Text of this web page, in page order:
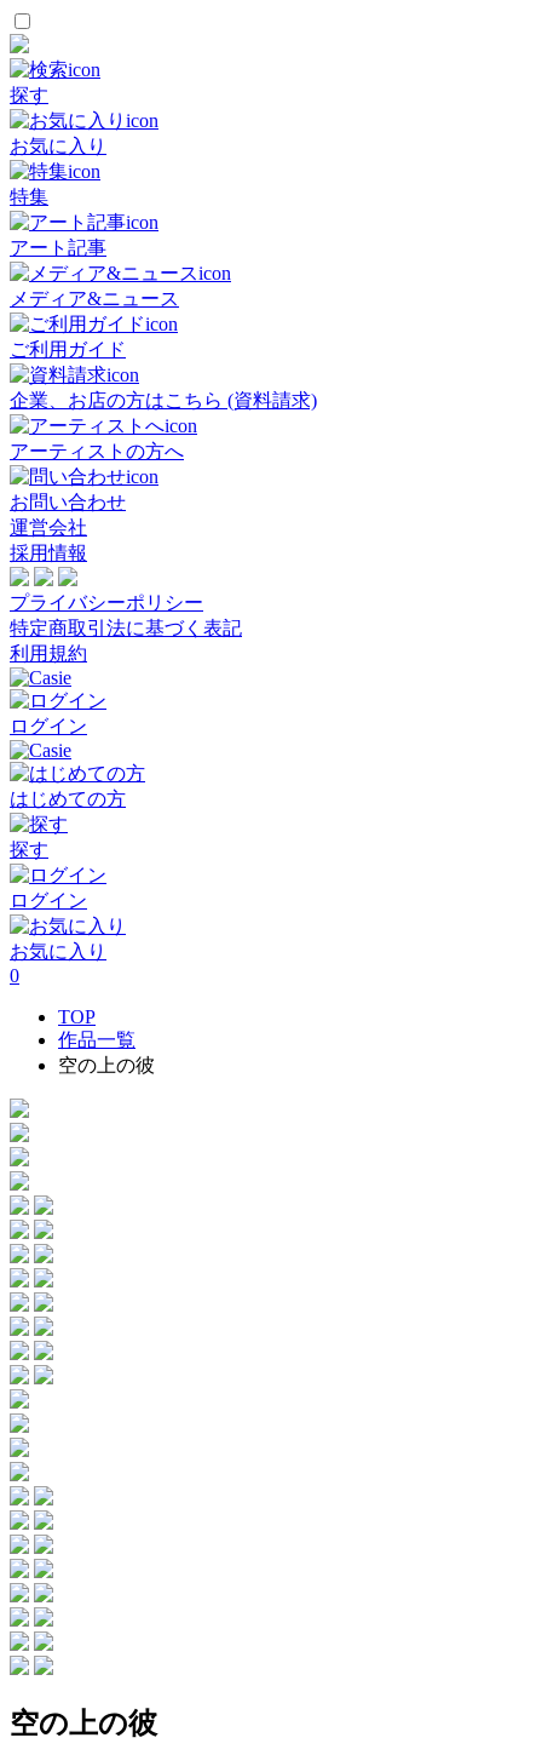
探す
お気に入り
特集
アート記事
メディア&ニュース
ご利用ガイド
企業、お店の方はこちら (資料請求)
アーティストの方へ
お問い合わせ
運営会社
採用情報
プライバシーポリシー
特定商取引法に基づく表記
利用規約
ログイン
はじめての方
探す
ログイン
お気に入り
0
TOP
作品一覧
空の上の彼
空の上の彼